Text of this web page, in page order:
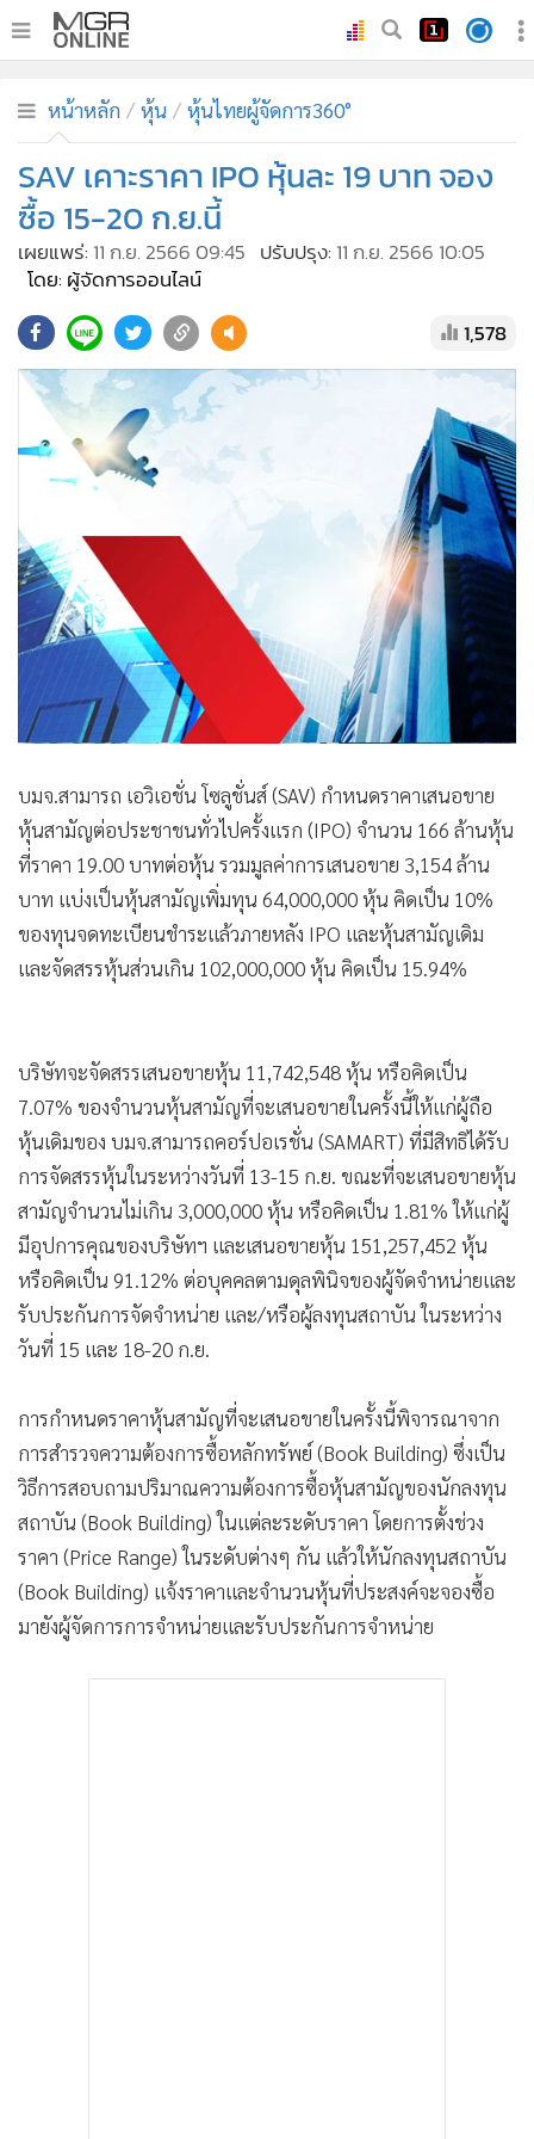
ทันเหตุการณ์
• ภาคใต้
• ภูมิภาค
Online Section
บันเทิง
• ผู้จัดการรายวัน
• คอลัมนิสต์
• ละคร
CbizReview
• Cyber BIZ
ผู้จัดกวน
•
Good health & Well-being
• Green Innovation & SD
Management & HR
• MGR Live
Infographic
การเมือง
• กีฬา
• ต่างประเทศ
• Special Scoop
• เศรษฐกิจ-ธุรกิจ
• จีน
• ชุมชน-คุณภาพชีวิต
•
วิทยาศาสตร์
SMEs
• หุ้น
• อินโดจีน
• กองทุนรวม
• Celeb Online
• Factcheck
• News1
• Gotomanager
หน้าหลัก หุ้น หุ้นไทยผู้จัดการ360°
SAV เคาะราคา IPO หุ้นละ 19 บาท จอง
ซื้อ 15-20 ก.ย.นี้
เผยแพร่: 11 ก.ย. 2566 09:45 ปรับปรุง: 11 ก.ย. 2566 10:05
โดย: ผู้จัดการออนไลน์
1,578
บมจ.สามารถ เอวิเอชั่น โซลูชั่นส์ (SAV) กำหนดราคาเสนอขาย
หุ้นสามัญต่อประชาชนทั่วไปครั้งแรก (IPO) จำนวน 166 ล้านหุ้น
ที่ราคา 19.00 บาทต่อหุ้น รวมมูลค่าการเสนอขาย 3,154 ล้าน
บาท แบ่งเป็นหุ้นสามัญเพิ่มทุน 64,000,000 หุ้น คิดเป็น 10%
ของทุนจดทะเบียนชำระแล้วภายหลัง IPO และหุ้นสามัญเดิม
และจัดสรรหุ้นส่วนเกิน 102,000,000 หุ้น คิดเป็น 15.94%
บริษัทจะจัดสรรเสนอขายหุ้น 11,742,548 หุ้น หรือคิดเป็น
7.07% ของจำนวนหุ้นสามัญที่จะเสนอขายในครั้งนี้ให้แก่ผู้ถือ
หุ้นเดิมของ บมจ.สามารถคอร์ปอเรชั่น (SAMART) ที่มีสิทธิได้รับ
การจัดสรรหุ้นในระหว่างวันที่ 13-15 ก.ย. ขณะที่จะเสนอขายหุ้น
สามัญจำนวนไม่เกิน 3,000,000 หุ้น หรือคิดเป็น 1.81% ให้แก่ผู้
มีอุปการคุณของบริษัทฯ และเสนอขายหุ้น 151,257,452 หุ้น
หรือคิดเป็น 91.12% ต่อบุคคลตามดุลพินิจของผู้จัดจำหน่ายและ
รับประกันการจัดจำหน่าย และ/หรือผู้ลงทุนสถาบัน ในระหว่าง
วันที่ 15 และ 18-20 ก.ย.
การกำหนดราคาหุ้นสามัญที่จะเสนอขายในครั้งนี้พิจารณาจาก
การสำรวจความต้องการซื้อหลักทรัพย์ (Book Building) ซึ่งเป็น
วิธีการสอบถามปริมาณความต้องการซื้อหุ้นสามัญของนักลงทุน
สถาบัน (Book Building) ในแต่ละระดับราคา โดยการตั้งช่วง
ราคา (Price Range) ในระดับต่างๆ กัน แล้วให้นักลงทุนสถาบัน
(Book Building) แจ้งราคาและจำนวนหุ้นที่ประสงค์จะจองซื้อ
มายังผู้จัดการการจำหน่ายและรับประกันการจำหน่าย